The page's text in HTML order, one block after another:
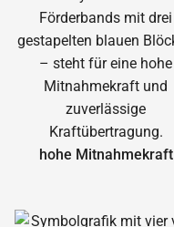
hohe Mitnahmekraft